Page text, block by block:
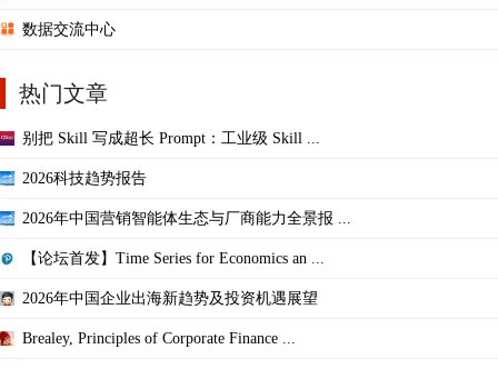
数据交流中心
热门文章
别把 Skill 写成超长 Prompt：工业级 Skill ...
2026科技趋势报告
2026年中国营销智能体生态与厂商能力全景报 ...
【论坛首发】Time Series for Economics an ...
2026年中国企业出海新趋势及投资机遇展望
Brealey, Principles of Corporate Finance ...